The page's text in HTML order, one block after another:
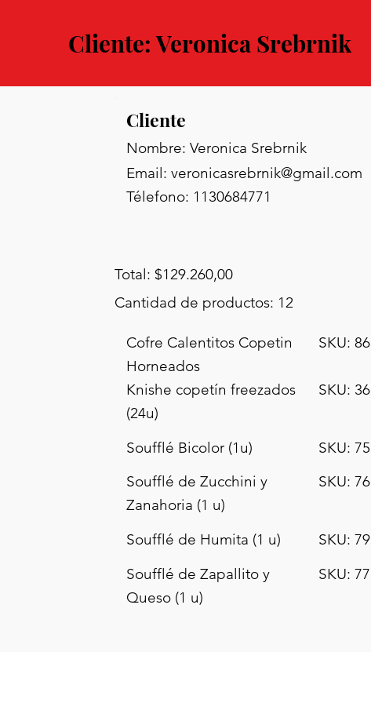
Cliente: Veronica Srebrnik
Cliente
Nombre: Veronica Srebrnik
Email:veronicasrebrnik@gmail.com
Télefono: 1130684771
Total: $129.260,00
Cantidad de productos: 12
Cofre Calentitos Copetin
Horneados
SKU: 86
Knishe copetín freezados
(24u)
SKU: 36
Soufflé Bicolor (1u) SKU: 75
Soufflé de Zucchini y
Zanahoria (1 u)
SKU: 76
Soufflé de Humita (1 u) SKU: 79
Soufflé de Zapallito y
Queso (1 u)
SKU: 77